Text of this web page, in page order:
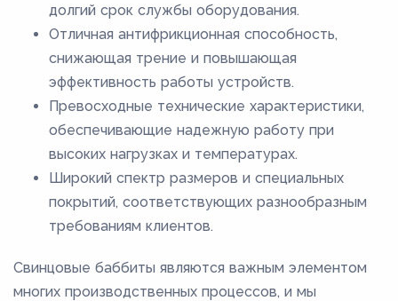
долгий срок службы оборудования.
Отличная антифрикционная способность,
снижающая трение и повышающая
эффективность работы устройств.
Превосходные технические характеристики,
обеспечивающие надежную работу при
высоких нагрузках и температурах.
Широкий спектр размеров и специальных
покрытий, соответствующих разнообразным
требованиям клиентов.
Свинцовые баббиты являются важным элементом
многих производственных процессов, и мы